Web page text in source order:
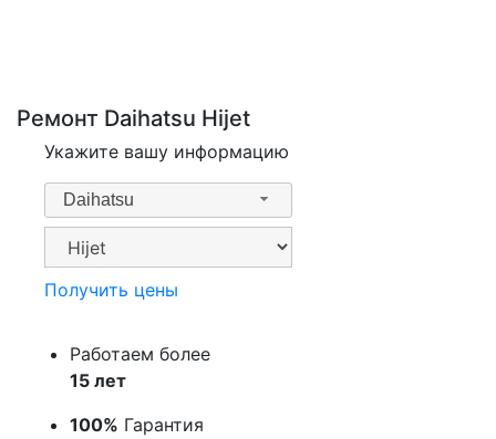
Ремонт Daihatsu Hijet
Укажите вашу информацию
Daihatsu
Получить цены
Работаем более
15 лет
100% Гарантия